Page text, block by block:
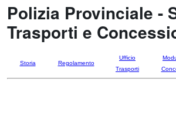
Polizia Provinciale -
Trasporti e
Storia Regolamento
Ufficio
Trasporti